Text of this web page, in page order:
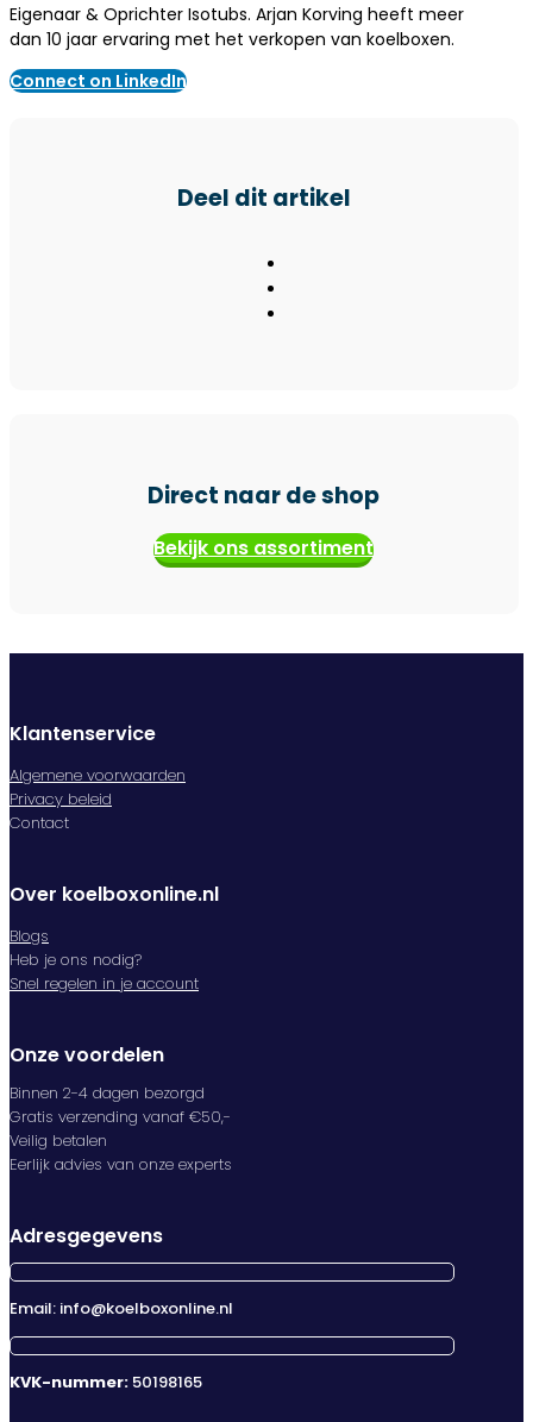
Eigenaar & Oprichter Isotubs. Arjan Korving heeft meer
dan 10 jaar ervaring met het verkopen van koelboxen.
Connect on LinkedIn
Deel dit artikel
Direct naar de shop
Bekijk ons assortiment
Klantenservice
Algemene voorwaarden
Privacy beleid
Contact
Over koelboxonline.nl
Blogs
Heb je ons nodig?
Snel regelen in je account
Onze voordelen
Binnen 2-4 dagen bezorgd
Gratis verzending vanaf €50,-
Veilig betalen
Eerlijk advies van onze experts
Adresgegevens
Email: info@koelboxonline.nl
KVK-nummer: 50198165